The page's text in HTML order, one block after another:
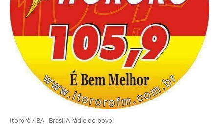
Itororó / BA - Brasil A rádio do povo!